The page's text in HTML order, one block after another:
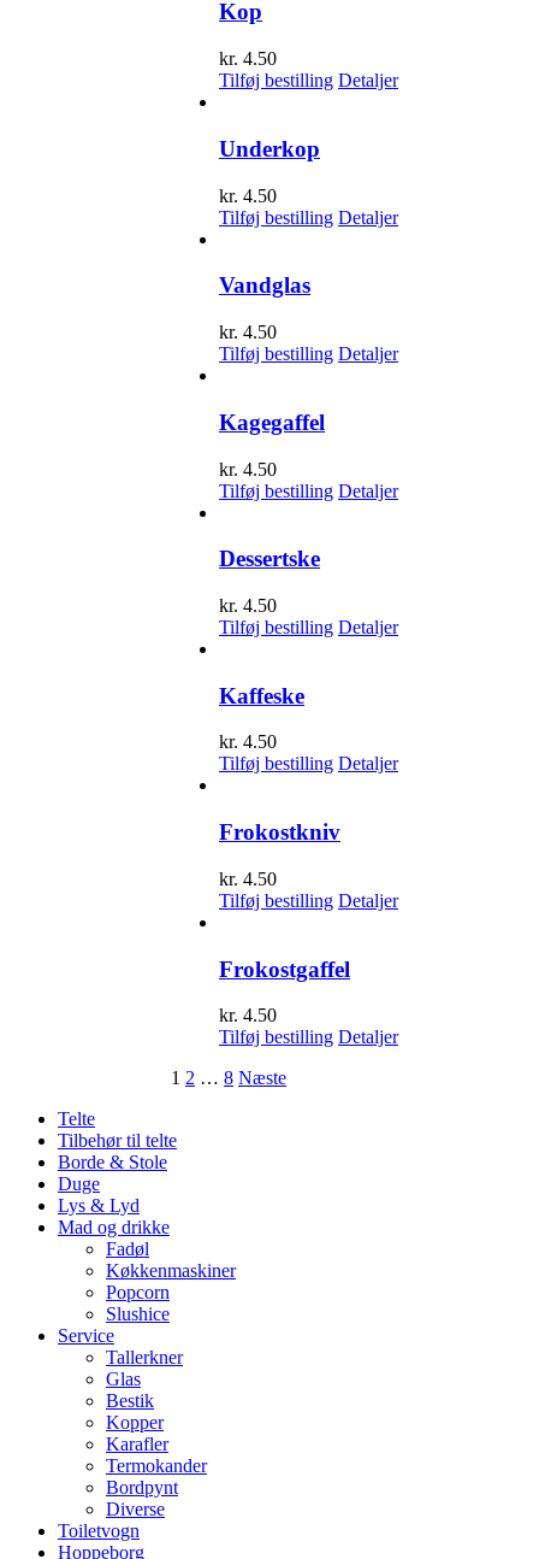
Kop
kr. 4.50
Tilføj bestilling Detaljer
Underkop
kr. 4.50
Tilføj bestilling Detaljer
Vandglas
kr. 4.50
Tilføj bestilling Detaljer
Kagegaffel
kr. 4.50
Tilføj bestilling Detaljer
Dessertske
kr. 4.50
Tilføj bestilling Detaljer
Kaffeske
kr. 4.50
Tilføj bestilling Detaljer
Frokostkniv
kr. 4.50
Tilføj bestilling Detaljer
Frokostgaffel
kr. 4.50
Tilføj bestilling Detaljer
1 2 … 8 Næste
Telte
Tilbehør til telte
Borde & Stole
Duge
Lys & Lyd
Mad og drikke
Fadøl
Køkkenmaskiner
Popcorn
Slushice
Service
Tallerkner
Glas
Bestik
Kopper
Karafler
Termokander
Bordpynt
Diverse
Toiletvogn
Hoppeborg